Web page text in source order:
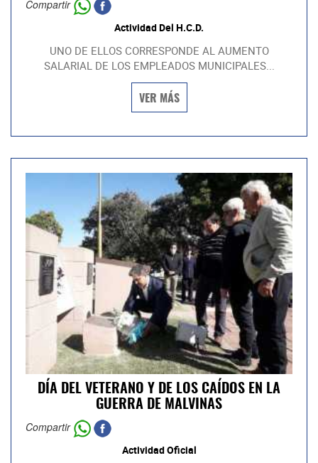
Compartir
Actividad Del H.C.D.
UNO DE ELLOS CORRESPONDE AL AUMENTO
SALARIAL DE LOS EMPLEADOS MUNICIPALES...
VER MÁS
DÍA DEL VETERANO Y DE LOS CAÍDOS EN LA
GUERRA DE MALVINAS
Compartir
Actividad Oficial